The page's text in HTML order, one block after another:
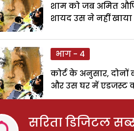
शाम को जब अमित
शायद उस ने नहीं
भाग - 4
कोर्ट के अनुसार,
और उस घर में एडजस्ट
सरिता डिजिटल